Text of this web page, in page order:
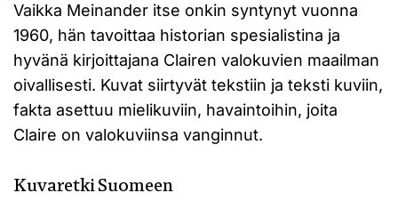
Vaikka Meinander itse onkin syntynyt vuonna
1960, hän tavoittaa historian spesialistina ja
hyvänä kirjoittajana Clairen valokuvien maailman
oivallisesti. Kuvat siirtyvät tekstiin ja teksti kuviin,
fakta asettuu mielikuviin, havaintoihin, joita
Claire on valokuviinsa vanginnut.
Kuvaretki Suomeen